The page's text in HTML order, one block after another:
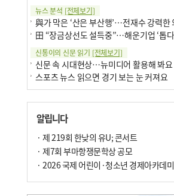
뉴스 분석 [전체보기]
신통이의 신문 읽기 [전체보기]
신문 속 시대현상…뉴미디어 활용해 봐요
스포츠 뉴스 읽으면 경기 보는 눈 커져요
팩트체크[전체보기]
알립니다
· 제 219회 한낮의 유U; 콘서트
· 제7회 부마항쟁문학상 공모
· 2026 국제 어린이·청소년 경제아카데미